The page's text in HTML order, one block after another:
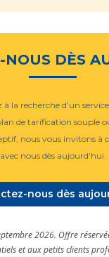
NOUS DÈS
à la recherche d’un
de tarification souple
nous vous invitons à
avec nous dès aujourd’hui.
nous dès
2026. Offre
et aux petits clients